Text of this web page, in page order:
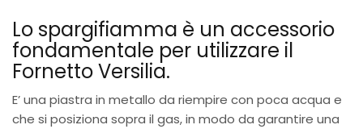
Lo spargifiamma è un accessorio
fondamentale per utilizzare il
Fornetto Versilia.
E’ una piastra in metallo da riempire con poca acqua e
che si posiziona sopra il gas, in modo da garantire una